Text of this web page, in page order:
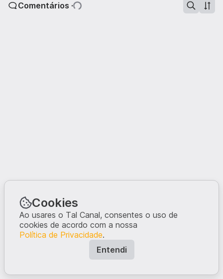
Comentários ·
Cookies
Ao usares o Tal Canal, consentes o uso de
cookies de acordo com a nossa
Política de Privacidade.
Entendi